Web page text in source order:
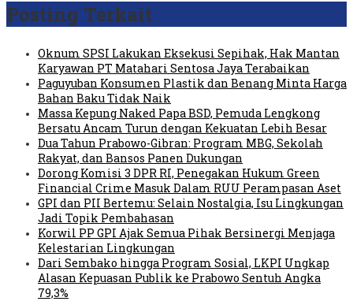
Posting Terkait
Oknum SPSI Lakukan Eksekusi Sepihak, Hak Mantan
Karyawan PT Matahari Sentosa Jaya Terabaikan
Paguyuban Konsumen Plastik dan Benang Minta Harga
Bahan Baku Tidak Naik
Massa Kepung Naked Papa BSD, Pemuda Lengkong
Bersatu Ancam Turun dengan Kekuatan Lebih Besar
Dua Tahun Prabowo-Gibran: Program MBG, Sekolah
Rakyat, dan Bansos Panen Dukungan
Dorong Komisi 3 DPR RI, Penegakan Hukum Green
Financial Crime Masuk Dalam RUU Perampasan Aset
GPI dan PII Bertemu: Selain Nostalgia, Isu Lingkungan
Jadi Topik Pembahasan
Korwil PP GPI Ajak Semua Pihak Bersinergi Menjaga
Kelestarian Lingkungan
Dari Sembako hingga Program Sosial, LKPI Ungkap
Alasan Kepuasan Publik ke Prabowo Sentuh Angka
79,3%